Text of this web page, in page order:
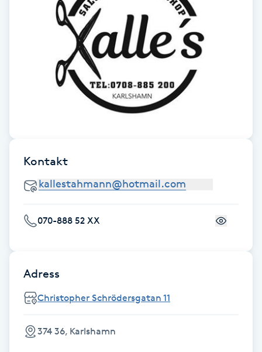
Fransborttagning
Fransfärgning
Fransförlängning
Fransförlängning Volym
Fransk manikyr
Kontakt
070-888 52 XX
Adress
Christopher Schrödersgatan 11
374 36, Karlshamn